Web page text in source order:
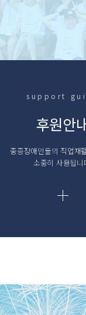
support
후원안
중증장애인들의 직업재
소중히 사용됩니